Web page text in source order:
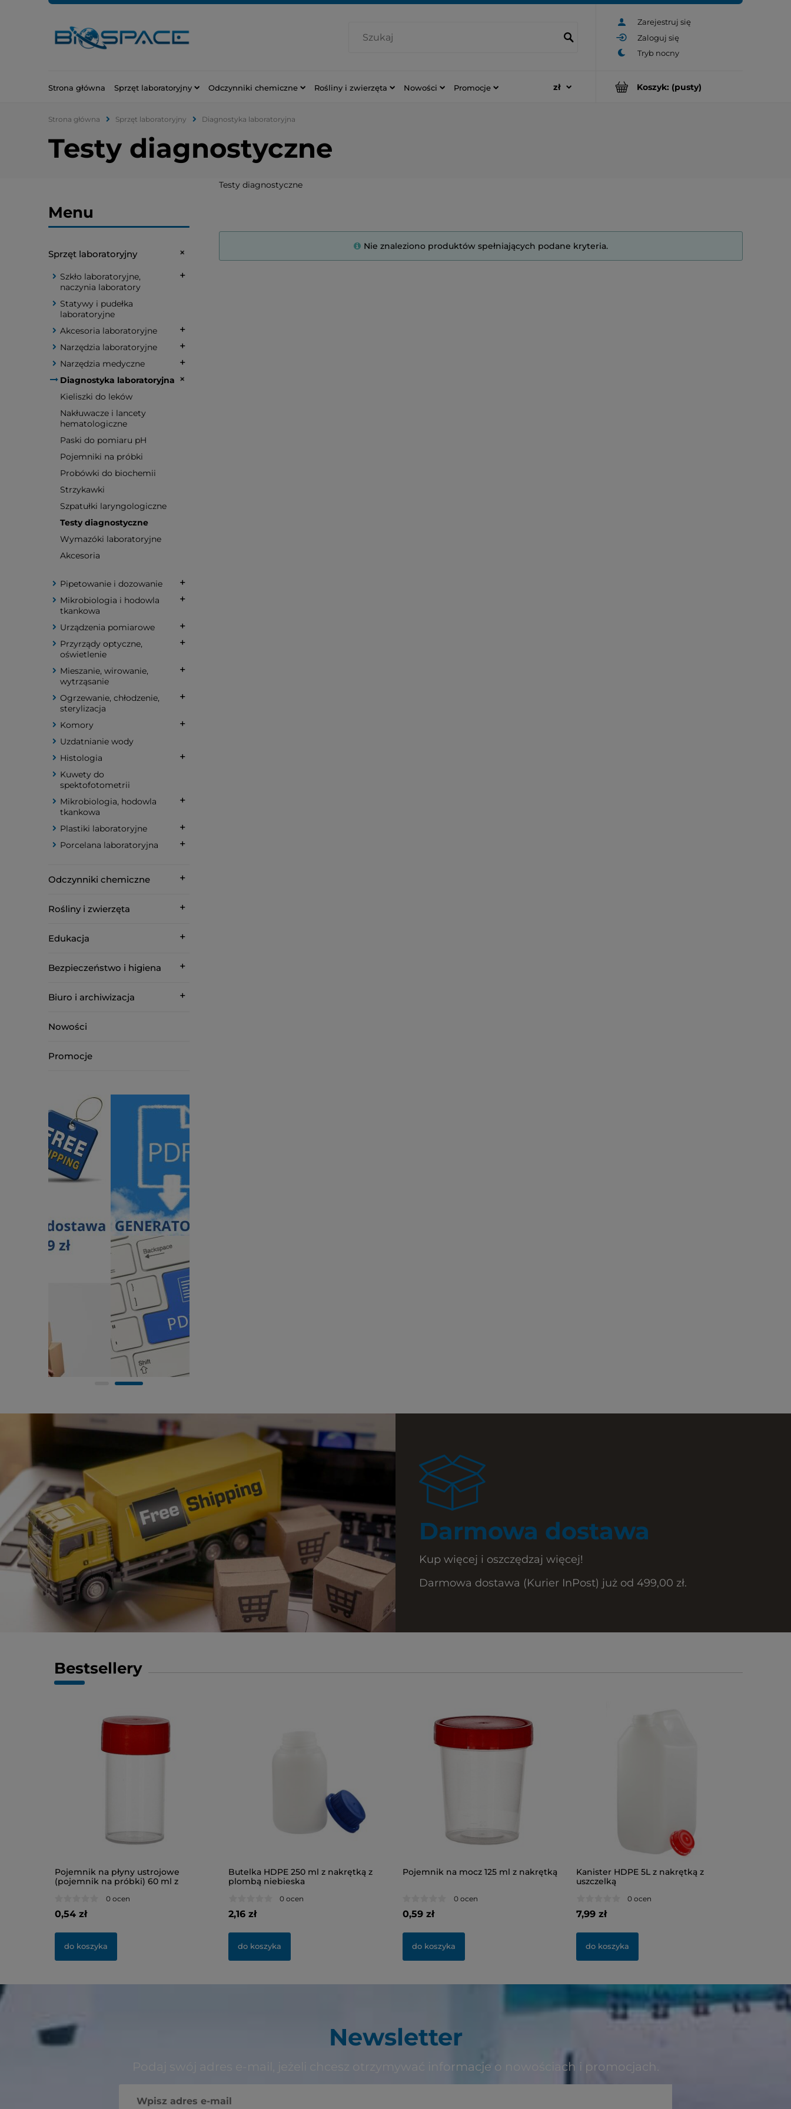
Zarejestruj się
Zaloguj się
Koszyk: (pusty)
Strona główna Sprzęt laboratoryjny Odczynniki chemiczne Rośliny i zwierzęta Nowości Promocje
Strona główna Sprzęt laboratoryjny Diagnostyka laboratoryjna
Testy diagnostyczne
Menu
Sprzęt laboratoryjny
Szkło laboratoryjne,
naczynia laboratory
Statywy i pudełka
laboratoryjne
Akcesoria laboratoryjne
Narzędzia laboratoryjne
Narzędzia medyczne
Diagnostyka laboratoryjna
Kieliszki do leków
Nakłuwacze i lancety
hematologiczne
Paski do pomiaru pH
Pojemniki na próbki
Probówki do biochemii
Strzykawki
Szpatułki laryngologiczne
Testy diagnostyczne
Wymazóki laboratoryjne
Akcesoria
Pipetowanie i dozowanie
Mikrobiologia i hodowla
tkankowa
Urządzenia pomiarowe
Przyrządy optyczne,
oświetlenie
Mieszanie, wirowanie,
wytrząsanie
Ogrzewanie, chłodzenie,
sterylizacja
Komory
Uzdatnianie wody
Histologia
Kuwety do
spektofotometrii
Mikrobiologia, hodowla
tkankowa
Plastiki laboratoryjne
Porcelana laboratoryjna
Odczynniki chemiczne
Rośliny i zwierzęta
Edukacja
Bezpieczeństwo i higiena
Biuro i archiwizacja
Nowości
Promocje
Testy diagnostyczne
Nie znaleziono produktów spełniających podane kryteria.
Darmowa dostawa
Kup więcej i oszczędzaj więcej!
Darmowa dostawa (Kurier InPost) już od 499,00 zł.
Bestsellery
Pojemnik na płyny ustrojowe
(pojemnik na próbki) 60 ml z
0 ocen
0,54 zł
do koszyka
Butelka HDPE 250 ml z nakrętką z
plombą niebieska
0 ocen
2,16 zł
do koszyka
Pojemnik na mocz 125 ml z nakrętką
0 ocen
0,59 zł
do koszyka
Kanister HDPE 5L z nakrętką z
uszczelką
0 ocen
7,99 zł
do koszyka
Newsletter
Podaj swój adres e-mail, jeżeli chcesz otrzymywać informacje o nowościach i promocjach.